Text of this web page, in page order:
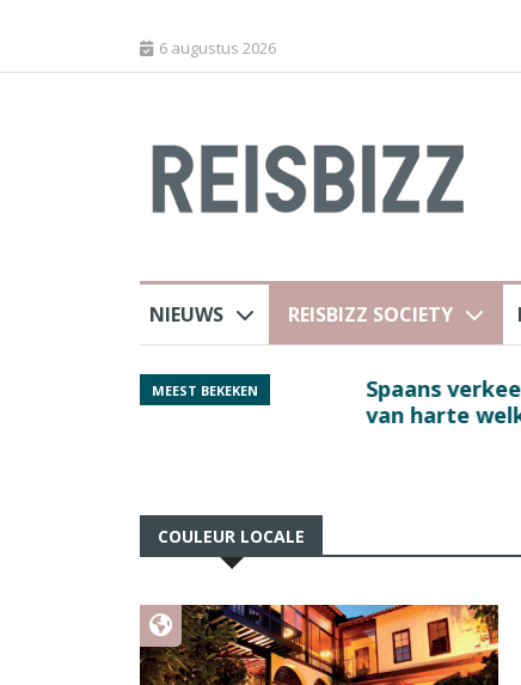
6 augustus 2026
NIEUWS REISBIZZ SOCIETY
MEEST BEKEKEN
luchthaven
Spaans
van harte welkom’
COULEUR LOCALE